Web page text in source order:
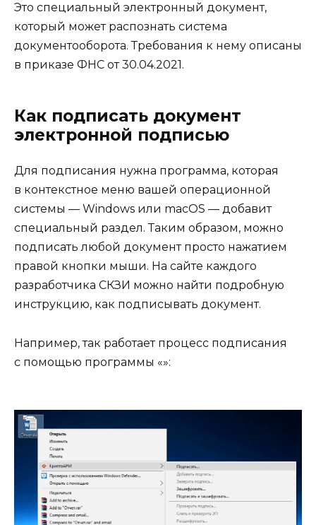
Это специальный электронный документ,
который может распознать система
документооборота. Требования к нему описаны
в приказе ФНС от 30.04.2021.
Как подписать документ
электронной подписью
Для подписания нужна программа, которая
в контекстное меню вашей операционной
системы — Windows или macOS — добавит
специальный раздел. Таким образом, можно
подписать любой документ просто нажатием
правой кнопки мыши. На сайте каждого
разработчика СКЗИ можно найти подробную
инструкцию, как подписывать документ.
Например, так работает процесс подписания
с помощью программы «»: